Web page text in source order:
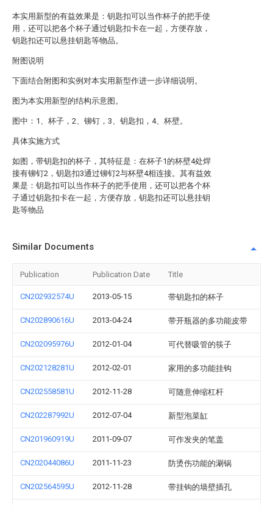
本实用新型的有益效果是：钥匙扣可以当作杯子的把手使
用，还可以把各个杯子通过钥匙扣卡在一起，方便存放，
钥匙扣还可以悬挂钥匙等物品。
附图说明
下面结合附图和实例对本实用新型作进一步详细说明。
图为本实用新型的结构示意图。
图中：1、杯子，2、铆钉，3、钥匙扣，4、杯壁。
具体实施方式
如图，带钥匙扣的杯子，其特征是：在杯子1的杯壁4处焊
接有铆钉2，钥匙扣3通过铆钉2与杯壁4相连接。其有益效
果是：钥匙扣可以当作杯子的把手使用，还可以把各个杯
子通过钥匙扣卡在一起，方便存放，钥匙扣还可以悬挂钥
匙等物品
Similar Documents
Publication Publication Date Title
CN202932574U 2013-05-15 带钥匙扣的杯子
CN202890616U 2013-04-24 带开瓶器的多功能皮带
CN202095976U 2012-01-04 可代替吸管的筷子
CN202128281U 2012-02-01 家用的多功能挂钩
CN202558581U 2012-11-28 可随意伸缩杠杆
CN202287992U 2012-07-04 新型泡菜缸
CN201960919U 2011-09-07 可作发夹的笔盖
CN202044086U 2011-11-23 防烫伤功能的涮锅
CN202564595U 2012-11-28 带挂钩的墙壁插孔